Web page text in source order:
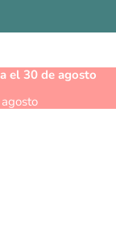
el 30 de agosto